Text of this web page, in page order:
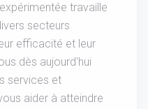
travaille
secteurs
efficacité et leur
dès aujourd'hui
services et
aider à atteindre